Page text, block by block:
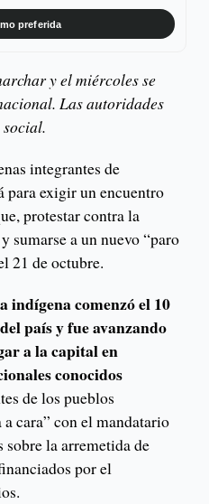
preferida
y el miércoles se
Las autoridades
integrantes de
para exigir un encuentro
protestar contra la
sumarse a un nuevo “paro
21 de octubre.
indígena comenzó el 10
país y fue avanzando
a la capital en
conocidos
de los pueblos
cara” con el mandatario
sobre la arremetida de
por el